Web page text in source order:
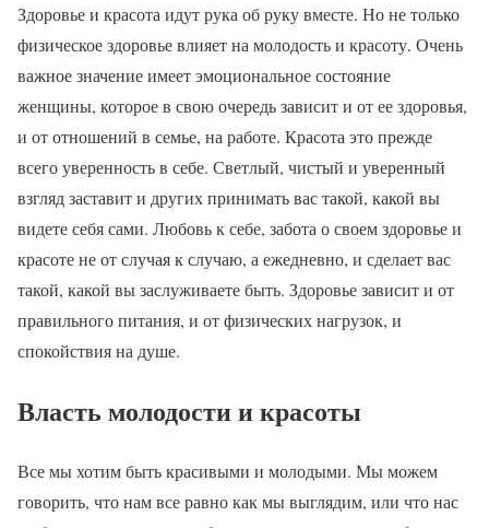
Здоровье и красота идут рука об руку вместе. Но не только
физическое здоровье влияет на молодость и красоту. Очень
важное значение имеет эмоциональное состояние
женщины, которое в свою очередь зависит и от ее здоровья,
и от отношений в семье, на работе. Красота это прежде
всего уверенность в себе. Светлый, чистый и уверенный
взгляд заставит и других принимать вас такой, какой вы
видете себя сами. Любовь к себе, забота о своем здоровье и
красоте не от случая к случаю, а ежедневно, и сделает вас
такой, какой вы заслуживаете быть. Здоровье зависит и от
правильного питания, и от физических нагрузок, и
спокойствия на душе.
Власть молодости и красоты
Все мы хотим быть красивыми и молодыми. Мы можем
говорить, что нам все равно как мы выглядим, или что нас